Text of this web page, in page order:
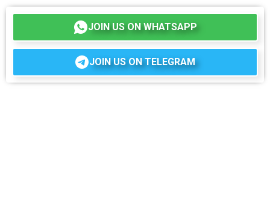
JOIN US ON WHATSAPP
JOIN US ON TELEGRAM